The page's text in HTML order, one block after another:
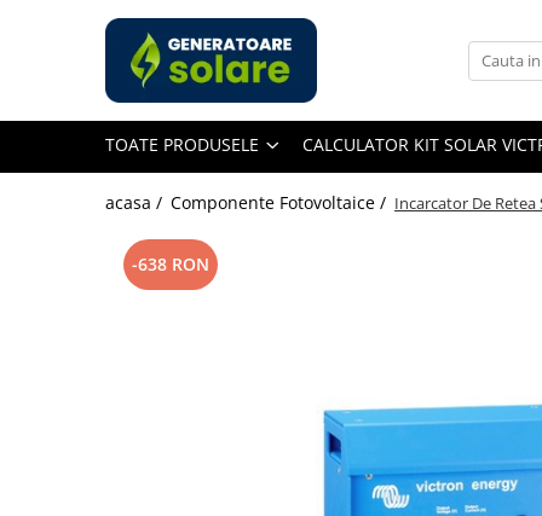
Toate Produsele
Cauta dupa capacitate
Intre 1000-2000W
Intre 2000-3000W
TOATE PRODUSELE CALCULATOR KIT SOLAR
acasa / Componente Fotovoltaice / Incarcator De Retea
-638 RON